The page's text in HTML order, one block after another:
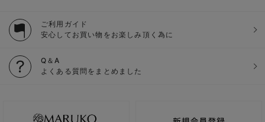
ご利用ガイド
安心してお買い物をお楽しみ頂く為に
Q＆A
よくある質問をまとめました